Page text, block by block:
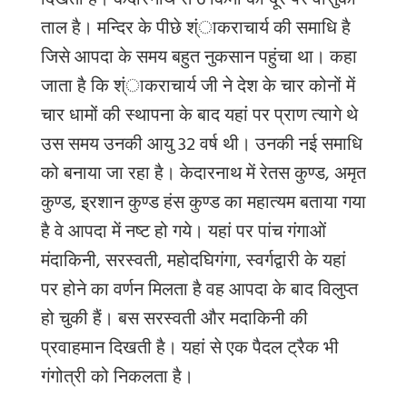
ताल है। मन्दिर के पीछे श्ंाकराचार्य की समाधि है
जिसे आपदा के समय बहुत नुकसान पहुंचा था। कहा
जाता है कि श्ंाकराचार्य जी ने देश के चार कोनों में
चार धामों की स्थापना के बाद यहां पर प्राण त्यागे थे
उस समय उनकी आयु32वर्ष थी। उनकी नई समाधि
को बनाया जा रहा है। केदारनाथ में रेतस कुण्ड,अमृत
कुण्ड,इ्रशान कुण्ड हंस कुण्ड का महात्यम बताया गया
है वे आपदा में नष्ट हो गये। यहां पर पांच गंगाओं
मंदाकिनी,सरस्वती,महोदघिगंगा,स्वर्गद्वारी के यहां
पर होने का वर्णन मिलता है वह आपदा के बाद विलुप्त
हो चुकी हैं। बस सरस्वती और मदाकिनी की
प्रवाहमान दिखती है। यहां से एक पैदल ट्रैक भी
गंगोत्री को निकलता है।